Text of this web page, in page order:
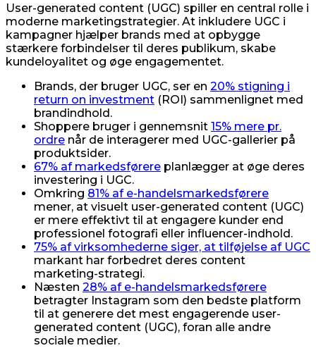
User-generated content (UGC) spiller en central rolle i
moderne marketingstrategier. At inkludere UGC i
kampagner hjælper brands med at opbygge
stærkere forbindelser til deres publikum, skabe
kundeloyalitet og øge engagementet.
Brands, der bruger UGC, ser en 20% stigning i
return on investment (ROI) sammenlignet med
brandindhold.
Shoppere bruger i gennemsnit 15% mere pr.
ordre når de interagerer med UGC-gallerier på
produktsider.
67% af markedsførere planlægger at øge deres
investering i UGC.
Omkring 81% af e-handelsmarkedsførere
mener, at visuelt user-generated content (UGC)
er mere effektivt til at engagere kunder end
professionel fotografi eller influencer-indhold.
75% af virksomhederne siger, at tilføjelse af UGC
markant har forbedret deres content
marketing-strategi.
Næsten 28% af e-handelsmarkedsførere
betragter Instagram som den bedste platform
til at generere det mest engagerende user-
generated content (UGC), foran alle andre
sociale medier.